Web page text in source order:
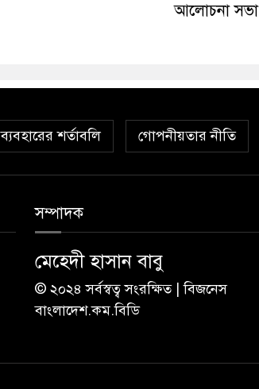
আলোচনা সভা
ব্যবহারের শর্তাবলি গোপনীয়তার নীতি
সম্পাদক
মেহেদী হাসান বাবু
© ২০২৪ সর্বস্বত্ব সংরক্ষিত | বিজনেস
বাংলাদেশ.কম.বিডি